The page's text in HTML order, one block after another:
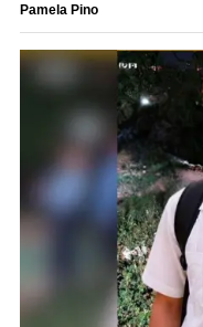
Pamela Pino